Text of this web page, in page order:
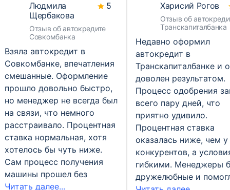
Людмила
Щербакова
Отзыв об автокредите
Совкомбанка
5
Взяла автокредит в
Совкомбанке, впечатления
смешанные. Оформление
прошло довольно быстро,
но менеджер не всегда был
на связи, что немного
расстраивало. Процентная
ставка нормальная, хотя
хотелось бы чуть ниже.
Сам процесс получения
машины прошел без
Читать далее...
Харисий Рогов
Отзыв об
Транскапиталбанка
Недавно оформил
автокредит в
Транскапиталбанке и
доволен результатом.
Процесс одобрения
всего пару дней, что
приятно удивило.
Процентная ставка
оказалась ниже, чем у
конкурентов, а
гибкими. Менеджеры
дружелюбные и